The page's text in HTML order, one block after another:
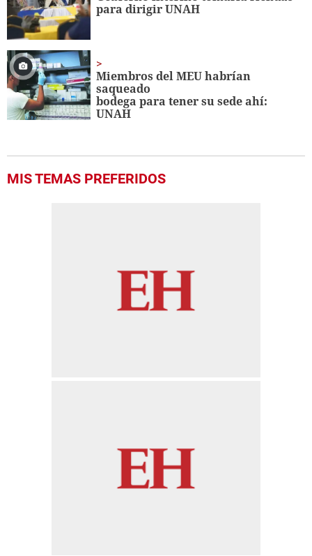
para dirigir UNAH
Miembros del MEU habrían
saqueado
bodega para tener su sede ahí:
UNAH
MIS TEMAS PREFERIDOS